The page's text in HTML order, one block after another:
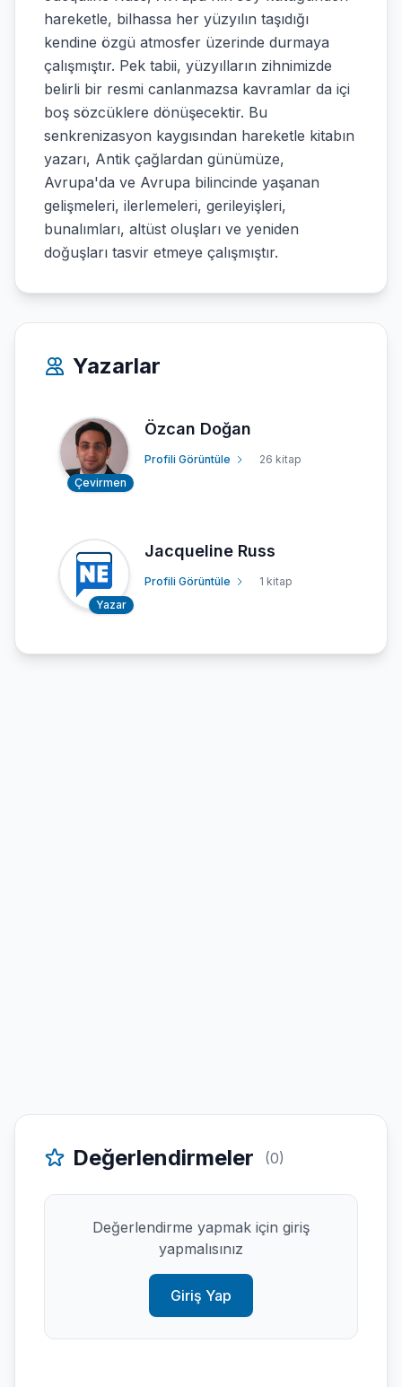
hareketle, bilhassa her yüzyılın taşıdığı
kendine özgü atmosfer üzerinde durmaya
çalışmıştır. Pek tabii, yüzyılların zihnimizde
belirli bir resmi canlanmazsa kavramlar da içi
boş sözcüklere dönüşecektir. Bu
senkrenizasyon kaygısından hareketle kitabın
yazarı, Antik çağlardan günümüze,
Avrupa'da ve Avrupa bilincinde yaşanan
gelişmeleri, ilerlemeleri, gerileyişleri,
bunalımları, altüst oluşları ve yeniden
doğuşları tasvir etmeye çalışmıştır.
Yazarlar
Çevirmen
Özcan Doğan
Profili Görüntüle 26 kitap
Yazar
Jacqueline Russ
Profili Görüntüle 1 kitap
Değerlendirmeler (0)
Değerlendirme yapmak için giriş
yapmalısınız
Giriş Yap